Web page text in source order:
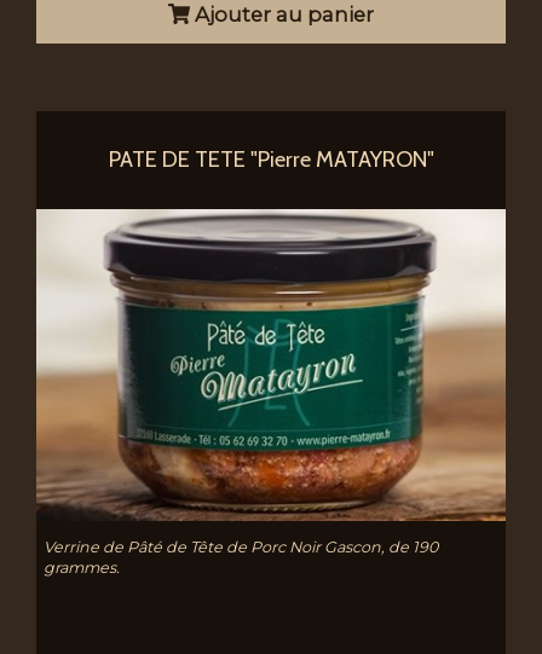
Ajouter au panier
PATE DE TETE "Pierre MATAYRON"
Verrine de Pâté de Tête de Porc Noir Gascon, de 190
grammes.